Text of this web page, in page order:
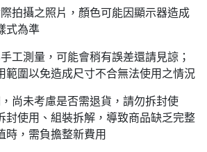
拍攝之照片，顏色可能因顯示器造成
式為準
工測量，可能會稍有誤差還請見諒；
範圍以免造成尺寸不合無法使用之情況
尚未考慮是否需退貨，請勿拆封使
封使用、組裝拆解，導致商品缺乏完整
時，需負擔整新費用